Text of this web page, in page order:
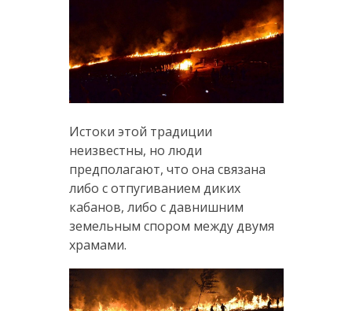
Истоки этой традиции
неизвестны, но люди
предполагают, что она связана
либо с отпугиванием диких
кабанов, либо с давнишним
земельным спором между двумя
храмами.